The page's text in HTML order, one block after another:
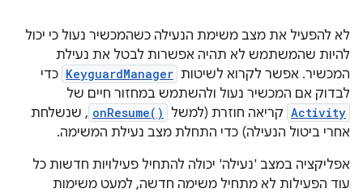
לא להפעיל את מצב משימת הנעילה כשהמכשיר נעול כי יכול
להיות שהמשתמש לא תהיה אפשרות לבטל את נעילת
המכשיר. אפשר לקרוא לשיטות KeyguardManager כדי
לבדוק אם המכשיר נעול ולהשתמש במחזור חיים של
Activity קריאה חוזרת (למשל onResume() , שנשלחת
אחרי ביטול הנעילה) כדי התחלת מצב נעילת המשימה.
אפליקציה במצב 'נעילה' יכולה להתחיל פעילויות חדשות כל
עוד הפעילות לא מתחיל משימה חדשה, למעט משימות